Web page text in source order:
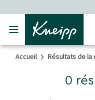
Sauter au contenu du pied
Accueil Résultats de la
0